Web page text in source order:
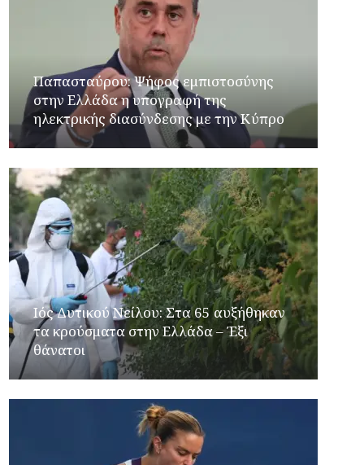
Παπασταύρου: Ψήφος εμπιστοσύνης
στην Ελλάδα η υπογραφή της
ηλεκτρικής διασύνδεσης με την Κύπρο
Ιός Δυτικού Νείλου: Στα 65 αυξήθηκαν
τα κρούσματα στην Ελλάδα – Έξι
θάνατοι